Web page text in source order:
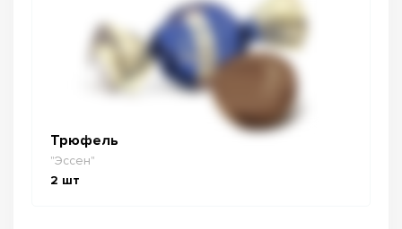
Трюфель
"Эссен"
2 шт